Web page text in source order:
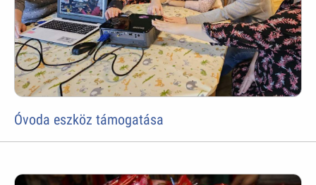
Óvoda eszköz támogatása